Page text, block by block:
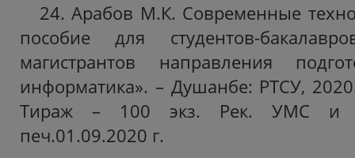
24. Арабов М.К. Современные
пособие для студентов-
магистрантов направления
информатика». – Душанбе: РТСУ,
Тираж – 100 экз. Рек. УМС и
печ.01.09.2020 г.